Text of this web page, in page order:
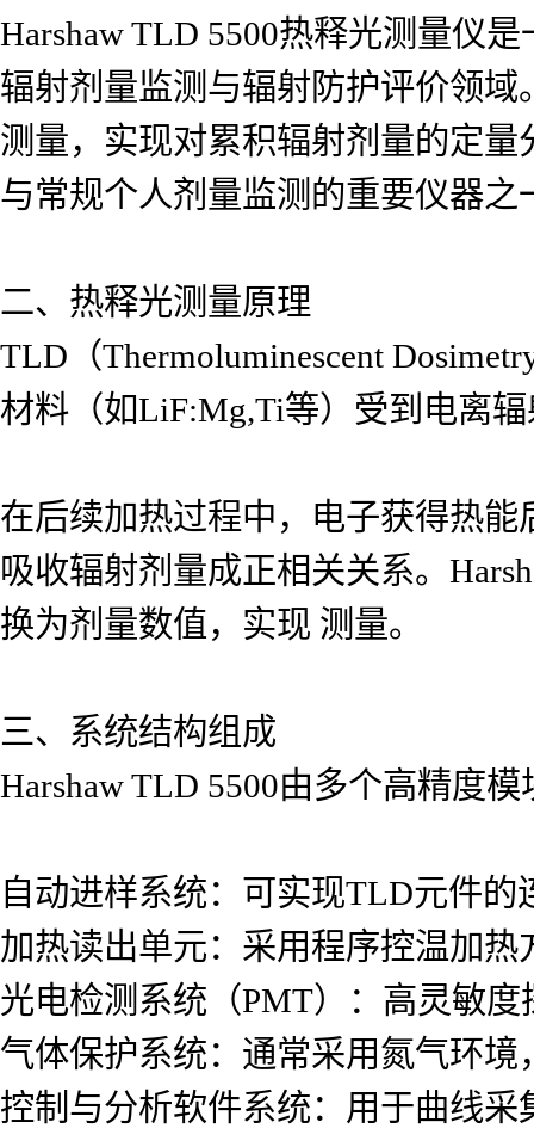
Harshaw TLD 5500热释光测量仪
辐射剂量监测与辐射防护评价领
测量，实现对累积辐射剂量的定
与常规个人剂量监测的重要仪器之
二、热释光测量原理
TLD（Thermoluminescent
材料（如LiF:Mg,Ti等）受到电离
在后续加热过程中，电子获得热
吸收辐射剂量成正相关关系。
换为剂量数值，实现 测量。
三、系统结构组成
Harshaw TLD 5500由多个高精度
自动进样系统：可实现TLD元件
加热读出单元：采用程序控温加
光电检测系统（PMT）：高灵敏
气体保护系统：通常采用氮气环
控制与分析软件系统：用于曲线